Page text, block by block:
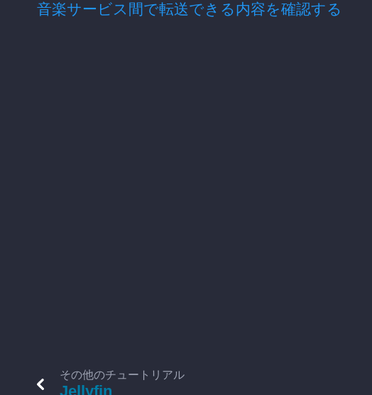
音楽サービス間で転送できる内容を確認する
その他のチュートリアル
Jellyfin